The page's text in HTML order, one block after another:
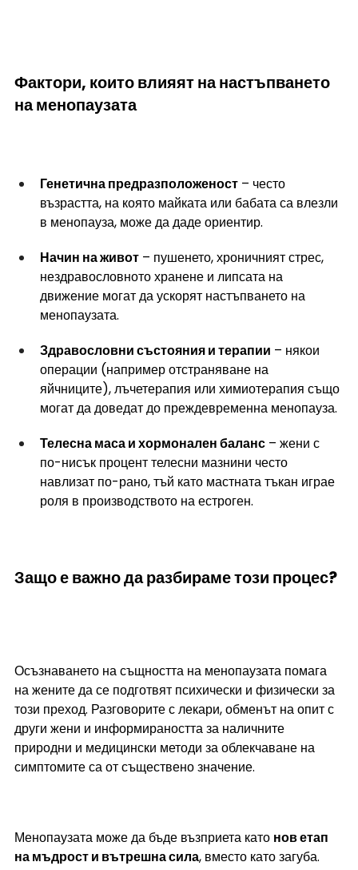
Фактори, които влияят на настъпването
на менопаузата
Генетична предразположеност – често
възрастта, на която майката или бабата са влезли
в менопауза, може да даде ориентир.
Начин на живот – пушенето, хроничният стрес,
нездравословното хранене и липсата на
движение могат да ускорят настъпването на
менопаузата.
Здравословни състояния и терапии – някои
операции (например отстраняване на
яйчниците), лъчетерапия или химиотерапия също
могат да доведат до преждевременна менопауза.
Телесна маса и хормонален баланс – жени с
по-нисък процент телесни мазнини често
навлизат по-рано, тъй като мастната тъкан играе
роля в производството на естроген.
Защо е важно да разбираме този процес?
Осъзнаването на същността на менопаузата помага
на жените да се подготвят психически и физически за
този преход. Разговорите с лекари, обменът на опит с
други жени и информираността за наличните
природни и медицински методи за облекчаване на
симптомите са от съществено значение.
Менопаузата може да бъде възприета като нов етап
на мъдрост и вътрешна сила, вместо като загуба.